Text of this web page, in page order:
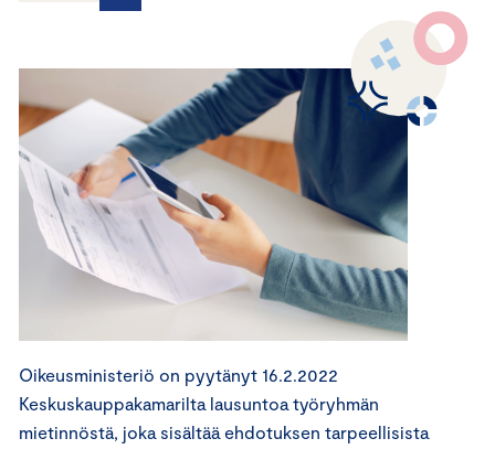
Oikeusministeriö on pyytänyt 16.2.2022
Keskuskauppakamarilta lausuntoa työryhmän
mietinnöstä, joka sisältää ehdotuksen tarpeellisista